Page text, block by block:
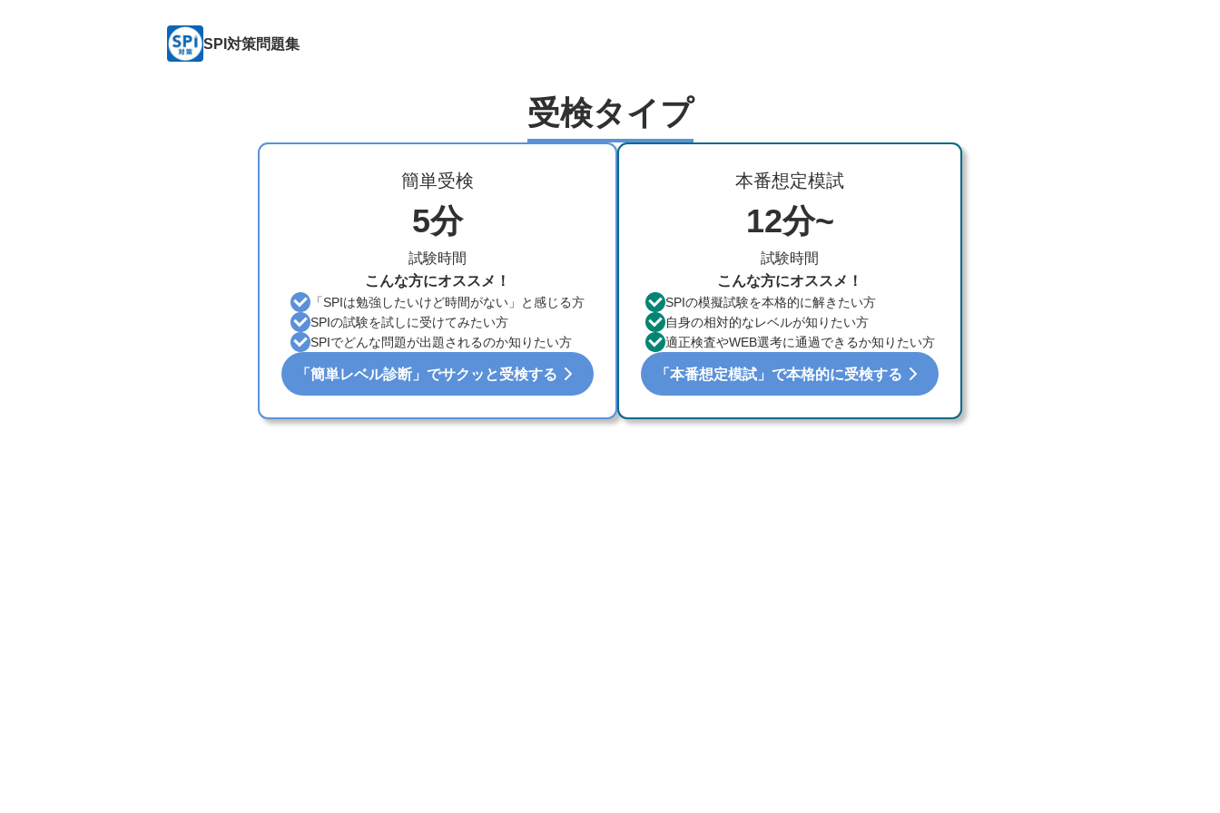
SPI対策問題集
受検タイプ
簡単受検
5分
試験時間
こんな方にオススメ！
「SPIは勉強したいけど時間がない」と感じる方
SPIの試験を試しに受けてみたい方
SPIでどんな問題が出題されるのか知りたい方
「簡単レベル診断」でサクッと受検する
本番想定模試
12分~
試験時間
こんな方にオススメ！
SPIの模擬試験を本格的に解きたい方
自身の相対的なレベルが知りたい方
適正検査やWEB選考に通過できるか知りたい方
「本番想定模試」で本格的に受検する